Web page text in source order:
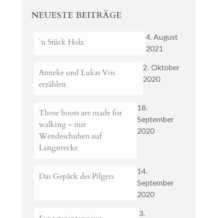
NEUESTE BEITRÄGE
`n Stück Holz
4. August
2021
Anneke und Lukas Vos
erzählen
2. Oktober
2020
Those boots are made for
walking – mit
Wendeschuhen auf
Langstrecke
18.
September
2020
Das Gepäck des Pilgers
14.
September
2020
3.